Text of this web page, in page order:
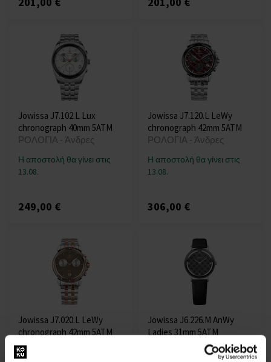
Jowissa J7.102.L Lux
chronograph 40mm 5ATM
ΡΟΛΟΓΙΑ - Άνδρες
Η αποστολή θα γίνει στις
13.08.
249,00 €
Jowissa J7.120.L LeWy
chronograph 42mm 5ATM
ΡΟΛΟΓΙΑ - Άνδρες
Η αποστολή θα γίνει στις
13.08.
306,00 €
Jowissa J7.020.L LeWy
chronograph 42mm 5ATM
ΡΟΛΟΓΙΑ - Άνδρες
Jowissa J6.226.M AnWy
Ladies 31mm 5ATM
ΡΟΛΟΓΙΑ - Γυναίκες